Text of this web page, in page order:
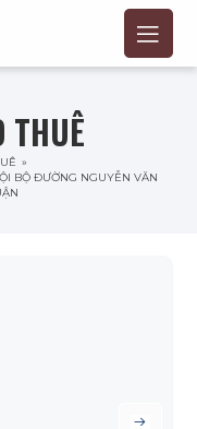
THUÊ
»